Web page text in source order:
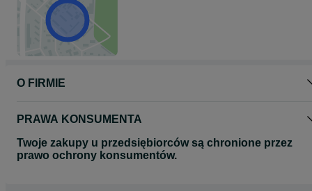
O FIRMIE
PRAWA KONSUMENTA
Twoje zakupy u przedsiębiorców są chronione przez
prawo ochrony konsumentów.